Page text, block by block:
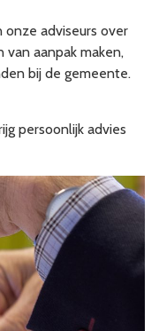
onze adviseurs over
van aanpak maken,
bij de gemeente.
persoonlijk advies